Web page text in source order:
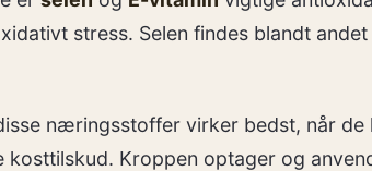
stress. Selen findes blandt
næringsstoffer virker bedst, når
kosttilskud. Kroppen optager og